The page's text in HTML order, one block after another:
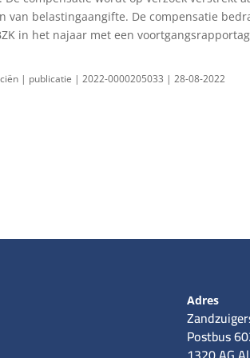
van belastingaangifte. De compensatie
in het najaar met een
| publicatie | 2022-0000205033 | 28-08-2022
Adres
Postbus